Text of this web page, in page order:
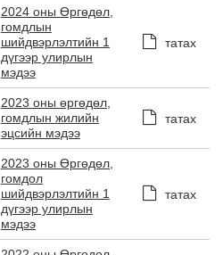
2024 оны Өргөдөл,
гомдлын
шийдвэрлэлтийн 1
дүгээр улирлын
мэдээ
татах
2023 оны өргөдөл,
гомдлын жилийн
эцсийн мэдээ
татах
2023 оны Өргөдөл,
гомдол
шийдвэрлэлтийн 1
дүгээр улирлын
мэдээ
татах